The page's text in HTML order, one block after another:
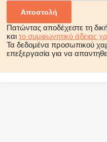
Πατώντας αποδέχεστε τη
και το συμφωνητικό άδειας
Τα δεδομένα προσωπικού
επεξεργασία για να